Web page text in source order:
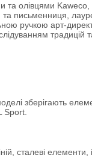
та олівцями Kaweco,
письменниця,
ручкою арт-
традицій
зберігають
Sport.
сталеві елементи, і